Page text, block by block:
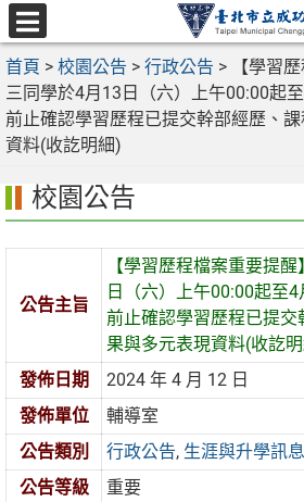
跳
至
主
要
內
容
選
單
首頁 > 校園公告 > 行政公告 >
【學習
三同學於4月13日（六）上午00:00起
前止確認學習歷程已提交幹部經歷、
資料(收訖明細)
校園公告
公告主旨
【學習歷程檔案重要提
日（六）上午00:00起至
前止確認學習歷程已提
果與多元表現資料(收訖
發佈日期
2024 年 4 月 12 日
發佈單位
輔導室
公告類別
行政公告, 生涯與升學訊息
公告等級
重要